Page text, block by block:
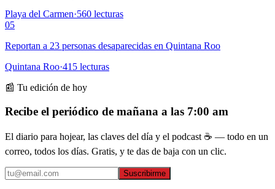
Playa del Carmen·560 lecturas
05
Reportan a 23 personas desaparecidas en Quintana Roo
Quintana Roo·415 lecturas
📰 Tu edición de hoy
Recibe el periódico de mañana a las 7:00 am
El diario para hojear, las claves del día y el podcast ☕ — todo en un
correo, todos los días. Gratis, y te das de baja con un clic.
Suscribirme